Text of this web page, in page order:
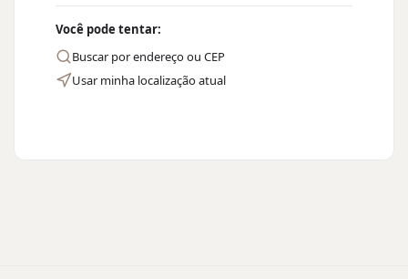
Você pode tentar:
Buscar por endereço ou CEP
Usar minha localização atual